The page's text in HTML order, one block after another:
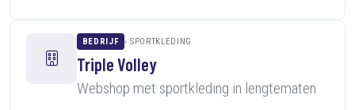
BEDRIJF SPORTKLEDING
Triple Volley
Webshop met sportkleding in lengtematen